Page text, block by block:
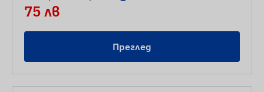
75 лв
Преглед